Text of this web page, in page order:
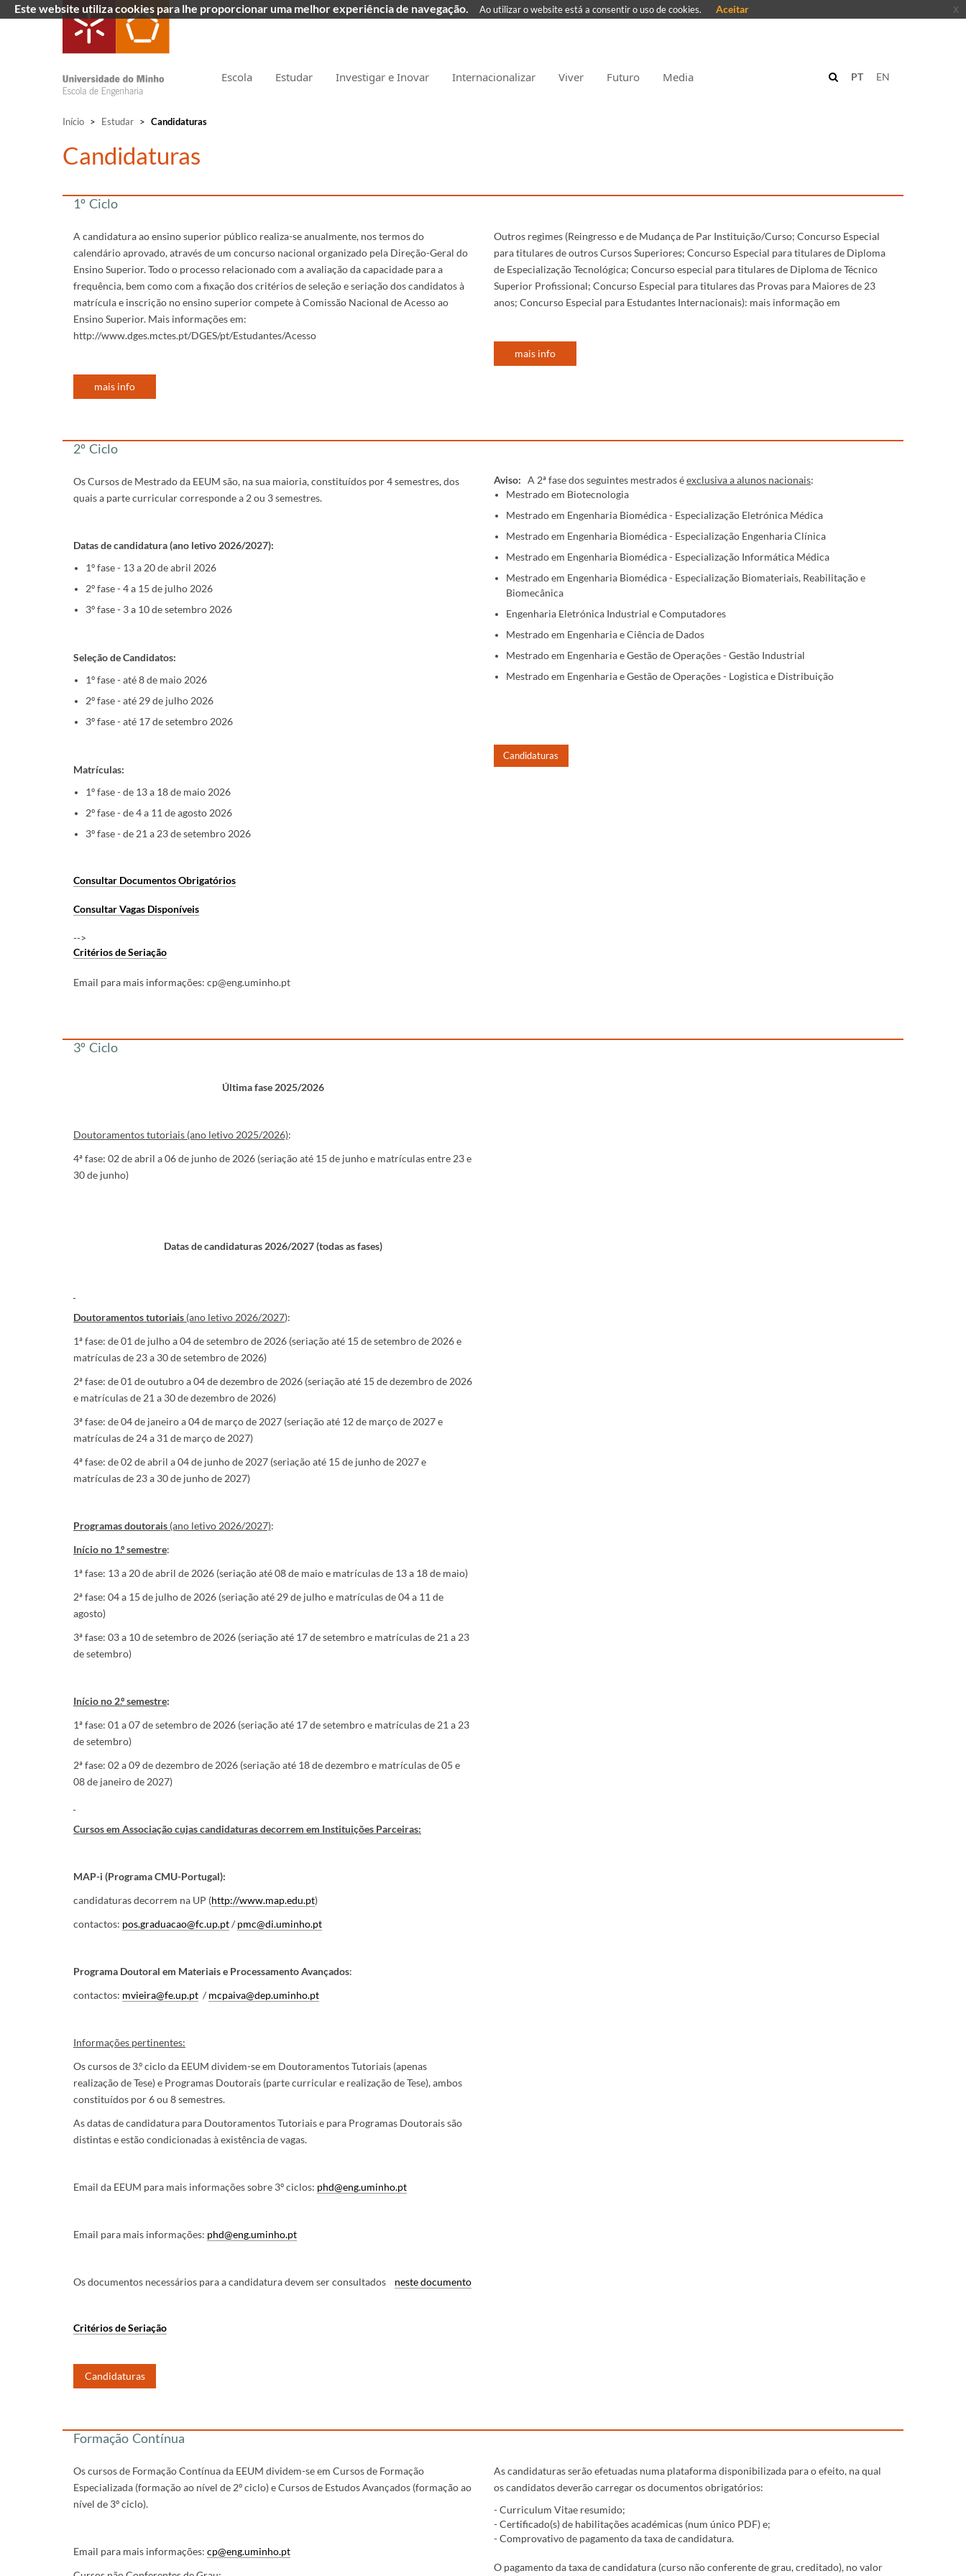
Escola Estudar Investigar e Inovar Internacionalizar Viver Futuro Media EN
PT
Início > Estudar > Candidaturas
​Candidaturas
1º Ciclo
A candidatura ao ensino superior público realiza-se anualmente, nos termos do
calendário aprovado, através de um concurso nacional organizado pela Direção-Geral do
Ensino Superior. Todo o processo relacionado com a avaliação da capacidade para a
frequência, bem como com a fixação dos critérios de seleção e seriação dos candidatos à
matrícula e inscrição no ensino superior compete à Comissão Nacional de Acesso ao
Ensino Superior. Mais informações em:
http://www.dges.mctes.pt/DGES/pt/Estudantes/Acesso
mais info
Outros regimes (Reingresso e de Mudança de Par Instituição/Curso; Concurso Especial
para titulares de outros Cursos Superiores; Concurso Especial para titulares de Diploma
de Especialização Tecnológica; Concurso especial para titulares de Diploma de Técnico
Superior Profissional; Concurso Especial para titulares das Provas para Maiores de 23
anos; Concurso Especial para Estudantes Internacionais): mais informação em
mais info
2º Ciclo
Os Cursos de Mestrado da EEUM são, na sua maioria, constituídos por 4 semestres, dos
quais a parte curricular corresponde a 2 ou 3 semestres.
Datas de candidatura (ano letivo 2026/2027):
1º fase - 13 a 20 de abril 2026
2º fase - 4 a 15 de julho 2026
3º fase - 3 a 10 de setembro 2026
Seleção de Candidatos:
1º fase - até 8 de maio 2026
2º fase - até 29 de julho 2026
3º fase - até 17 de setembro 2026
Matrículas:
1º fase - de 13 a 18 de maio 2026
2º fase - de 4 a 11 de agosto 2026
3º fase - de 21 a 23 de setembro 2026
Consultar Documentos Obrigatórios
Consultar Vagas Disponíveis
-->
Critérios de Seriação
Email para mais informações: cp@eng.uminho.pt
Aviso: A 2ª fase dos seguintes mestrados éexclusiva a alunos nacionais:
Mestrado em Biotecnologia
Mestrado em Engenharia Biomédica - Especialização Eletrónica Médica
Mestrado em Engenharia Biomédica - Especialização Engenharia Clínica
Mestrado em Engenharia Biomédica - Especialização Informática Médica
Mestrado em Engenharia Biomédica - Especialização Biomateriais, Reabilitação e
Biomecânica
Engenharia Eletrónica Industrial e Computadores
Mestrado em Engenharia e Ciência de Dados
Mestrado em Engenharia e Gestão de Operações - Gestão Industrial
Mestrado em Engenharia e Gestão de Operações - Logistica e Distribuição
Candidatu​ras
3º Ciclo
Última fase 2025/2026
Doutoramentos tutoriais (ano letivo 2025/2026):
4ª fase: 02 de abril a 06 de junho de 2026 (seriação até 15 de junho e matrículas entre 23 e
30 de junho)
Datas de candidaturas 2026/2027 (todas as fases)
Doutoramentos tutoriais (ano letivo 2026/2027):
1ª fase: de 01 de julho a 04 de setembro de 2026 (seriação até 15 de setembro de 2026 e
matrículas de 23 a 30 de setembro de 2026)
2ª fase: de 01 de outubro a 04 de dezembro de 2026 (seriação até 15 de dezembro de 2026
e matrículas de 21 a 30 de dezembro de 2026)
3ª fase: de 04 de janeiro a 04 de março de 2027 (seriação até 12 de março de 2027 e
matrículas de 24 a 31 de março de 2027)
4ª fase: de 02 de abril a 04 de junho de 2027 (seriação até 15 de junho de 2027 e
matrículas de 23 a 30 de junho de 2027)
Programas doutorais (ano letivo 2026/2027):
Início no 1.º semestre:
1ª fase: 13 a 20 de abril de 2026 (seriação até 08 de maio e matrículas de 13 a 18 de maio)
2ª fase: 04 a 15 de julho de 2026 (seriação até 29 de julho e matrículas de 04 a 11 de
agosto)
3ª fase: 03 a 10 de setembro de 2026 (seriação até 17 de setembro e matrículas de 21 a 23
de setembro)
Início no 2.º semestre:
1ª fase: 01 a 07 de setembro de 2026 (seriação até 17 de setembro e matrículas de 21 a 23
de setembro)
2ª fase: 02 a 09 de dezembro de 2026 (seriação até 18 de dezembro e matrículas de 05 e
08 de janeiro de 2027)
Cursos em Associação cujas candidaturas decorrem em Instituições Parceiras:
MAP-i (Programa CMU-Portugal):
candidaturas decorrem na UP (http://www.map.edu.pt)
contactos: pos.graduacao@fc.up.pt/ pmc@di.uminho.pt
Programa Doutoral em Materiais e Processamento Avançados:
contactos: mvieira@fe.up.pt / mcpaiva@dep.uminho.pt
Informações pertinentes:
Os cursos de 3.º ciclo da EEUM dividem-se em Doutoramentos Tutoriais (apenas
realização de Tese) e Programas Doutorais (parte curricular e realização de Tese), ambos
constituídos por 6 ou 8 semestres.
As datas de candidatura para Doutoramentos Tutoriais e para Programas Doutorais são
distintas e estão condicionadas à existência de vagas.
Email da EEUM para mais informações sobre 3º ciclos: phd@eng.uminho.pt
Email para mais informações: phd@eng.uminho.pt
Os documentos necessários para a candidatura devem ser consultados neste documento
Critérios de Seriação
Candidaturas
Formação Contínua
Os cursos de Formação Contínua da EEUM dividem-se em Cursos de Formação
Especializada (formação ao nível de 2º ciclo) e Cursos de Estudos Avançados (formação ao
nível de 3º ciclo).
Email para mais informações: cp@eng.uminho.pt
As candidaturas serão efetuadas numa plataforma disponibilizada para o efeito, na qual
os candidatos deverão carregar os documentos obrigatórios:
- Curriculum Vitae resumido;
- Certificado(s) de habilitações académicas (num único PDF) e;
- Comprovativo de pagamento da taxa de candidatura.
O pagamento da taxa de candidatura (curso não conferente de grau, creditado), no valor
Este website utiliza cookies para lhe proporcionar uma melhor experiência de navegação. Ao utilizar o website está a consentir o uso de cookies. Aceitar x